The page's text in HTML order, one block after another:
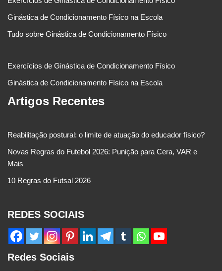
Ginástica de Condicionamento Físico na Escola
Tudo sobre Ginástica de Condicionamento Físico
Exercícios de Ginástica de Condicionamento Físico
Ginástica de Condicionamento Físico na Escola
Artigos Recentes
Reabilitação postural: o limite de atuação do educador físico?
Novas Regras do Futebol 2026: Punição para Cera, VAR e
Mais
10 Regras do Futsal 2026
REDES SOCIAIS
Redes Sociais